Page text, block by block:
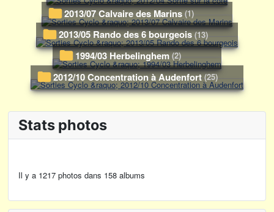
Stats photos
Il y a 1217 photos dans 158 albums
2013/07 Calvaire des Marins (1)
2013/05 Rando des 6 bourgeois (13)
1994/03 Herbelinghem (2)
2012/10 Concentration à Audenfort (25)